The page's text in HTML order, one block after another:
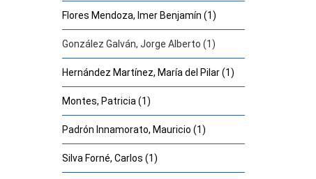
Flores Mendoza, Imer Benjamín (1)
González Galván, Jorge Alberto (1)
Hernández Martínez, María del Pilar (1)
Montes, Patricia (1)
Padrón Innamorato, Mauricio (1)
Silva Forné, Carlos (1)